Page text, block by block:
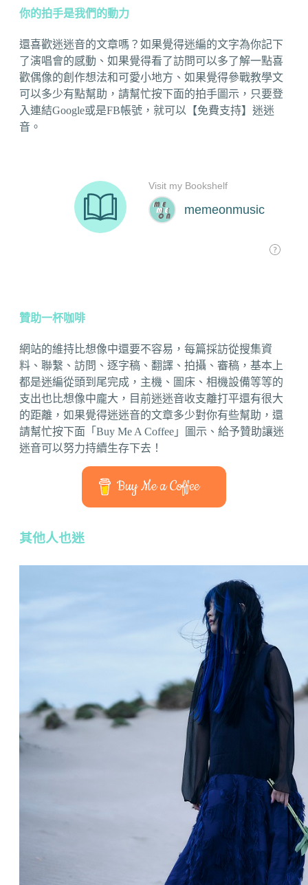
你的拍手是我們的動力
還喜歡迷迷音的文章嗎？如果覺得迷編的文字為你記下
了演唱會的感動、如果覺得看了訪問可以多了解一點喜
歡偶像的創作想法和可愛小地方、如果覺得參戰教學文
可以多少有點幫助，請幫忙按下面的拍手圖示，只要登
入連結Google或是FB帳號，就可以【免費支持】迷迷
音。
贊助一杯咖啡
網站的維持比想像中還要不容易，每篇採訪從搜集資
料、聯繫、訪問、逐字稿、翻譯、拍攝、審稿，基本上
都是迷編從頭到尾完成，主機、圖床、相機設備等等的
支出也比想像中龐大，目前迷迷音收支離打平還有很大
的距離，如果覺得迷迷音的文章多少對你有些幫助，還
請幫忙按下面「Buy Me A Coffee」圖示、給予贊助讓迷
迷音可以努力持續生存下去！
Buy Me a Coffee
其他人也迷